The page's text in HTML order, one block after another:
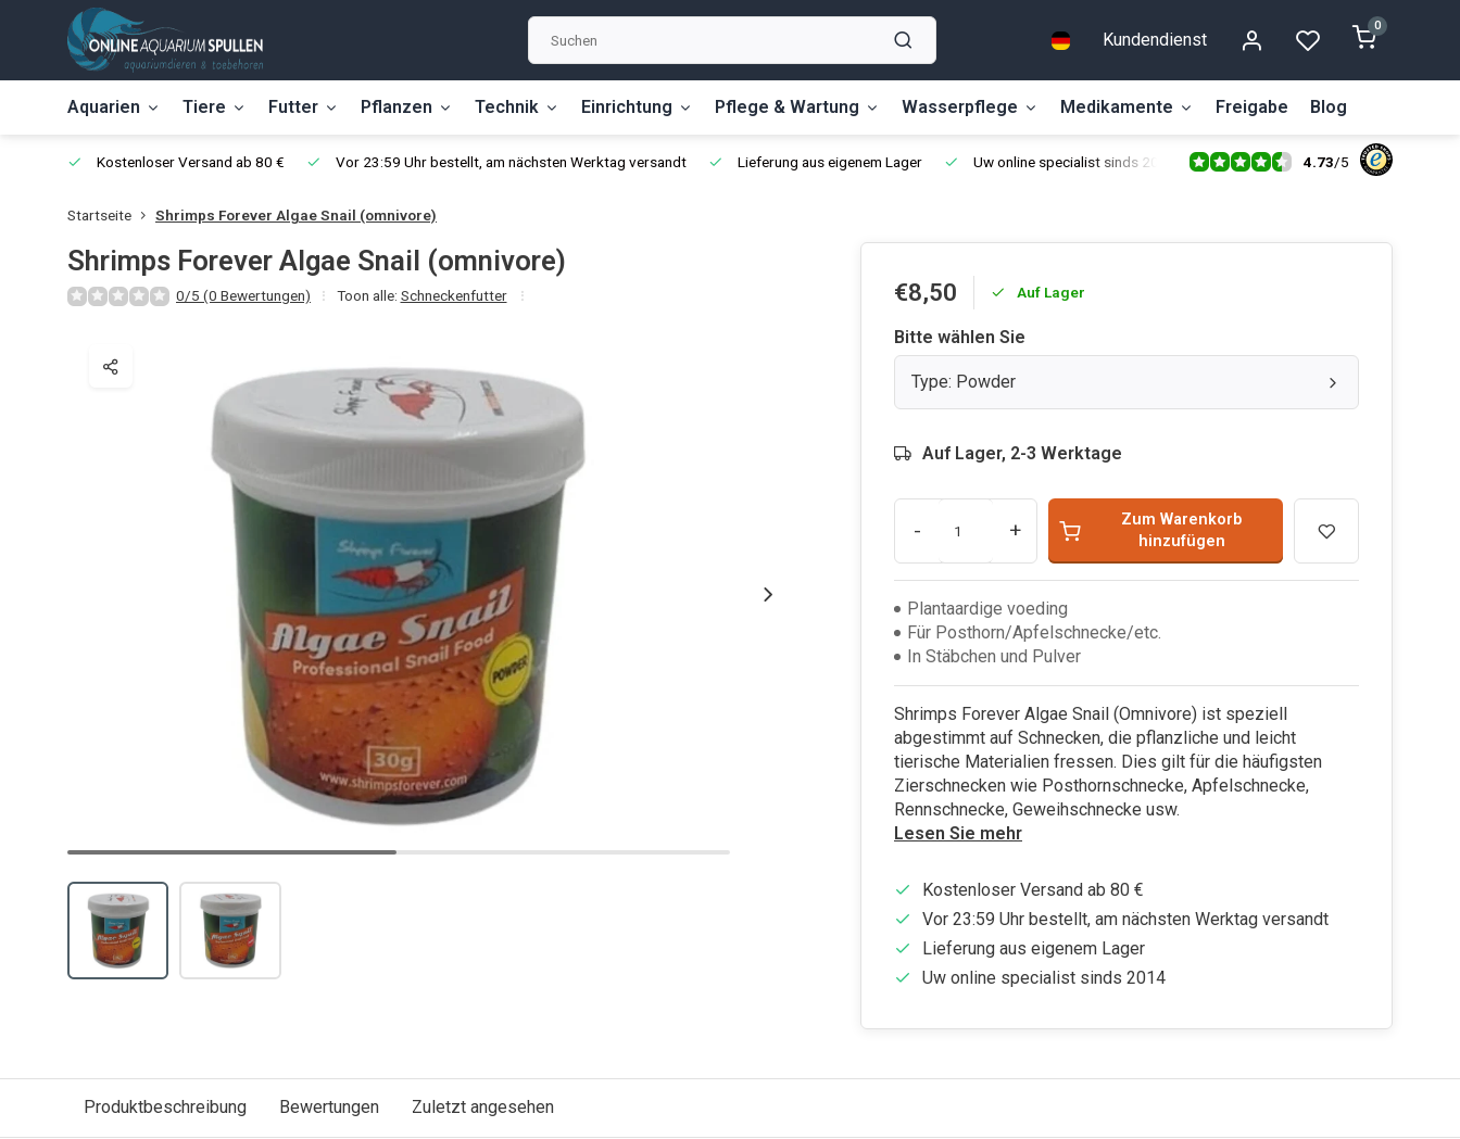
Kundendienst
0
Aquarien Tiere Futter Pflanzen Technik Einrichtung Pflege & Wartung Wasserpflege Medikamente Freigabe Blog
Kostenloser Versand ab 80 € Vor 23:59 Uhr bestellt, am nächsten Werktag versandt Lieferung aus eigenem Lager Uw online specialist sinds 2014 4.73/5
Startseite Shrimps Forever Algae Snail (omnivore)
Shrimps Forever Algae Snail (omnivore)
0/5 (0 Bewertungen) Toon alle: Schneckenfutter €8,50 Auf Lager
Bitte wählen Sie
Type: Powder
Auf Lager, 2-3 Werktage
- +
Zum Warenkorb
hinzufügen
Plantaardige voeding
Für Posthorn/Apfelschnecke/etc.
In Stäbchen und Pulver
Shrimps Forever Algae Snail (Omnivore) ist speziell
abgestimmt auf Schnecken, die pflanzliche und leicht
tierische Materialien fressen. Dies gilt für die häufigsten
Zierschnecken wie Posthornschnecke, Apfelschnecke,
Rennschnecke, Geweihschnecke usw.
Lesen Sie mehr
Kostenloser Versand ab 80 €
Vor 23:59 Uhr bestellt, am nächsten Werktag versandt
Lieferung aus eigenem Lager
Uw online specialist sinds 2014
Produktbeschreibung Bewertungen Zuletzt angesehen